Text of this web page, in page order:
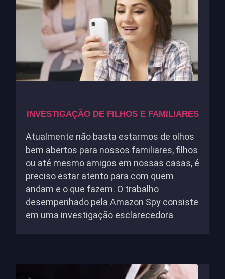
INVESTIGAÇÃO DE FILHOS E FAMILIARES
Atualmente não basta estarmos de olhos
bem abertos para nossos familiares, filhos
ou até mesmo amigos em nossas casas, é
preciso estar atento para com quem
andam e o que fazem. O trabalho
desempenhado pela Amazon Spy consiste
em uma investigação esclarecedora